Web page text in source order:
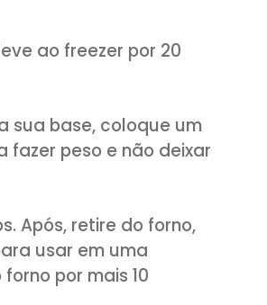
e misture. Acrescente
com a massa, enrole
despeje o creme
Quando levantar fervura
picado. Misture até
saquinho de confeitar e
mais encorpado